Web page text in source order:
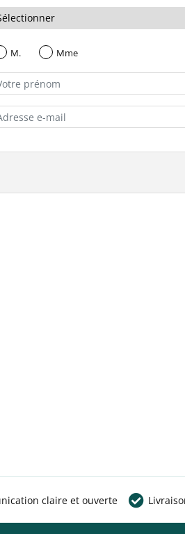
M. Mme
claire et ouverte